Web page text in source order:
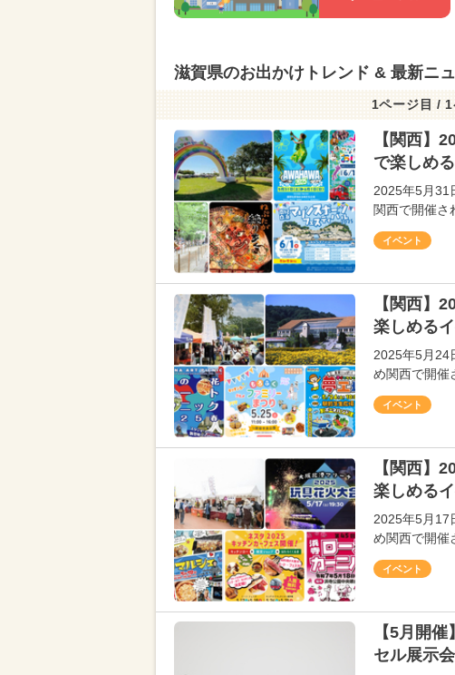
滋賀県のお出かけトレンド & 最新ニ
1ページ目 / 1
【関西】
で楽しめ
2025年5月31
関西で開催さ
イベント
【関西】
楽しめる
2025年5月24
め関西で開催
イベント
【関西】
楽しめる
2025年5月17
め関西で開催
イベント
【5月開
セル展示